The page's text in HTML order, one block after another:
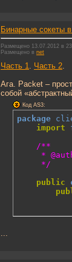
Бинарные сокеты
Размещено 13.07.2012 в
Размещено в net
Часть 1 Часть 2
Ага. Packet –
собой
Код AS3:
package
import
/**
	 */
public